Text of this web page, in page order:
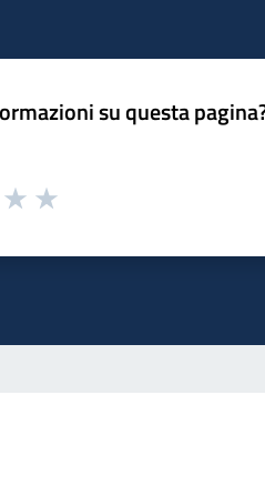
su questa